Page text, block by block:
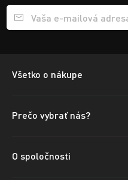
Přihlášení e-mailu k odběru
Všetko o nákupe
Prečo vybrať nás?
O spoločnosti